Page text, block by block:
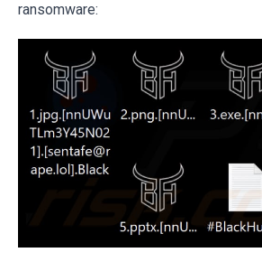
ransomware: